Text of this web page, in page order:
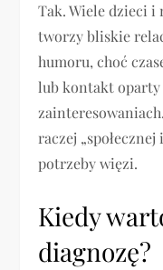
Tak. Wiele dzieci
tworzy bliskie
humoru, choć
lub kontakt
raczej
potrzeby więzi.
Kiedy
diagnozę?